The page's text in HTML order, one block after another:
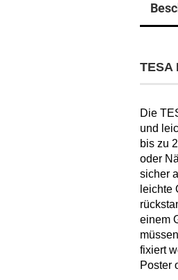
TESA
Die
und
bis zu
oder
sicher
leichte
einem
fixiert
Poster